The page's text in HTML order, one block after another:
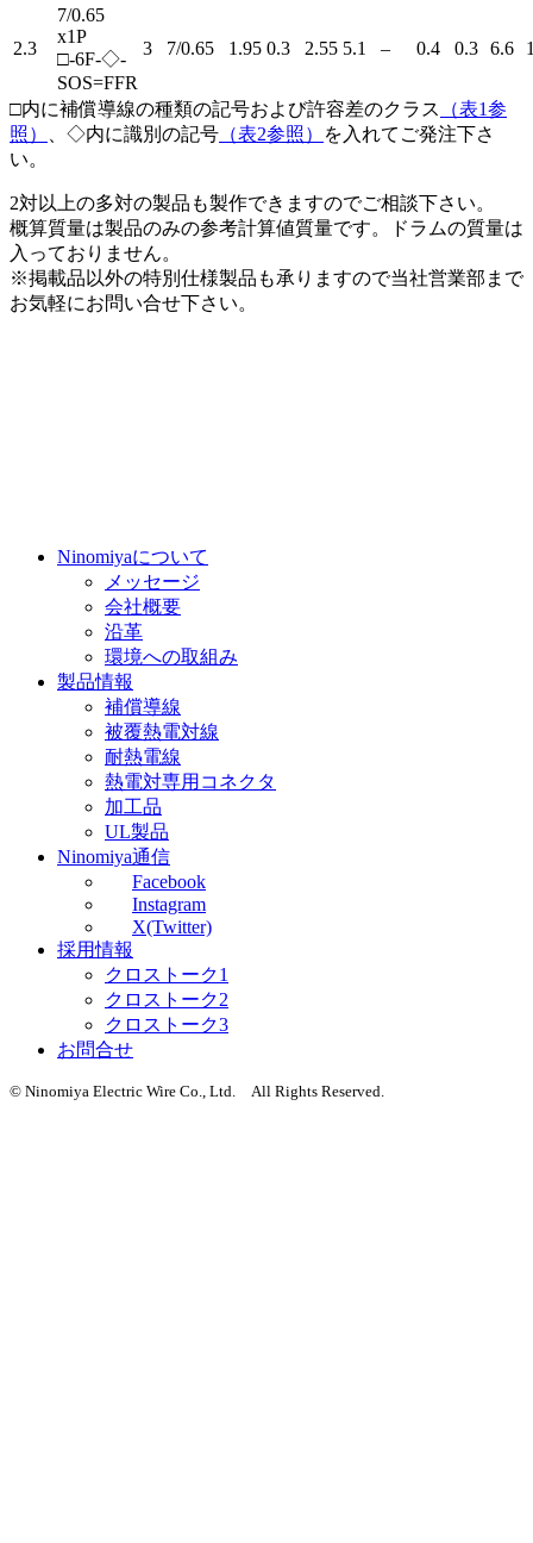
2.3
7/0.65
x1P
□-6F-◇-
SOS=FFR
3 7/0.65 1.95 0.3 2.55 5.1 – 0.4 0.3 6.6
□内に補償導線の種類の記号および許容差のクラス
（表1参
照）
、◇内に識別の記号 （表2参照）
を入れてご発注下さ
い。
2対以上の多対の製品も製作できますのでご相談下さい。
概算質量は製品のみの参考計算値質量です。ドラムの質量は
入っておりません。
※掲載品以外の特別仕様製品も承りますので当社営業部まで
お気軽にお問い合せ下さい。
Ninomiyaについて
メッセージ
会社概要
沿革
環境への取組み
製品情報
補償導線
被覆熱電対線
耐熱電線
熱電対専用コネクタ
加工品
UL製品
Ninomiya通信
Facebook
Instagram
X(Twitter)
採用情報
クロストーク1
クロストーク2
クロストーク3
お問合せ
© Ninomiya Electric Wire Co., Ltd. All Rights Reserved.